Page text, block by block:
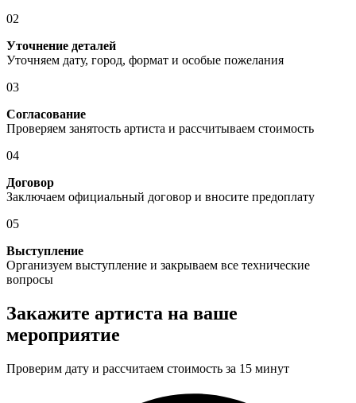
02
Уточнение деталей
Уточняем дату, город, формат и особые пожелания
03
Согласование
Проверяем занятость артиста и рассчитываем стоимость
04
Договор
Заключаем официальный договор и вносите предоплату
05
Выступление
Организуем выступление и закрываем все технические
вопросы
Закажите артиста на ваше
мероприятие
Проверим дату и рассчитаем стоимость за 15 минут